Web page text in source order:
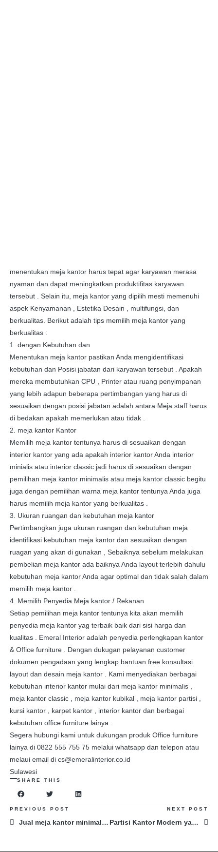
menentukan meja kantor harus tepat agar karyawan merasa
nyaman dan dapat meningkatkan produktifitas karyawan
tersebut . Selain itu, meja kantor yang dipilih mesti memenuhi
aspek Kenyamanan , Estetika Desain , multifungsi, dan
berkualitas. Berikut adalah tips memilih meja kantor yang
berkualitas :
1. dengan Kebutuhan dan
Menentukan meja kantor pastikan Anda mengidentifikasi
kebutuhan dan Posisi jabatan dari karyawan tersebut . Apakah
mereka membutuhkan CPU , Printer atau ruang penyimpanan
yang lebih adapun beberapa pertimbangan yang harus di
sesuaikan dengan posisi jabatan adalah antara Meja staff harus
di bedakan apakah memerlukan atau tidak .
2. meja kantor Kantor
Memilih meja kantor tentunya harus di sesuaikan dengan
interior kantor yang ada apakah interior kantor Anda interior
minialis atau interior classic jadi harus di sesuaikan dengan
pemilihan meja kantor minimalis atau meja kantor classic begitu
juga dengan pemilihan warna meja kantor tentunya Anda juga
harus memilih meja kantor yang berkualitas .
3. Ukuran ruangan dan kebutuhan meja kantor
Pertimbangkan juga ukuran ruangan dan kebutuhan meja
identifikasi kebutuhan meja kantor dan sesuaikan dengan
ruagan yang akan di gunakan , Sebaiknya sebelum melakukan
pembelian meja kantor ada baiknya Anda layout terlebih dahulu
kebutuhan meja kantor Anda agar optimal dan tidak salah dalam
memilih meja kantor .
4. Memilih Penyedia Meja kantor / Rekanan
Setiap pemilihan meja kantor tentunya kita akan memilih
penyedia meja kantor yag terbaik baik dari sisi harga dan
kualitas . Emeral Interior adalah penyedia perlengkapan kantor
& Office furniture . Dengan dukugan pelayanan customer
dokumen pengadaan yang lengkap bantuan free konsultasi
layout dan desain meja kantor . Kami menyediakan berbagai
kebutuhan interior kantor mulai dari meja kantor minimalis ,
meja kantor classic , meja kantor kubikal , meja kantor partisi ,
kursi kantor , karpet kantor , interior kantor dan berbagai
kebutuhan office furniture lainya .
Segera hubungi kami untuk dukungan produk Office furniture
lainya di 0822 555 755 75 melalui whatsapp dan telepon atau
melaui email di cs@emeralinterior.co.id
Sulawesi
SHARE THIS
PREVIOUS POST
Jual meja kantor minimalis Tanjung Pinang
NEXT POST
Partisi Kantor Modern yang Ramah Lingkungan